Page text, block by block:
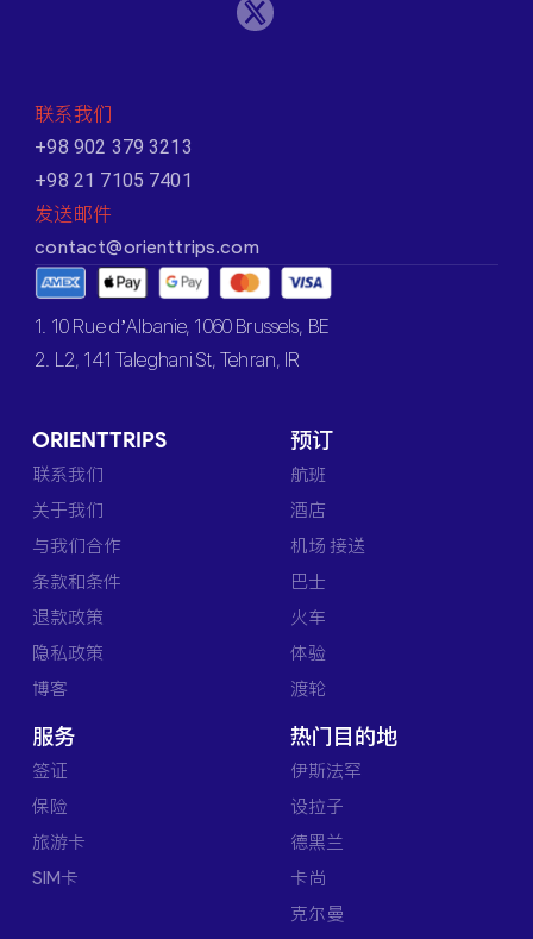
联系我们
+98 902 379 3213
+98 21 7105 7401
发送邮件
contact@orienttrips.com
1. 10 Rue d’Albanie, 1060 Brussels, BE
2. L2, 141 Taleghani St, Tehran, IR
ORIENTTRIPS
联系我们
关于我们
与我们合作
条款和条件
退款政策
隐私政策
博客
预订
航班
酒店
机场 接送
巴士
火车
体验
渡轮
服务
签证
保险
旅游卡
SIM卡
热门目的地
伊斯法罕
设拉子
德黑兰
卡尚
克尔曼